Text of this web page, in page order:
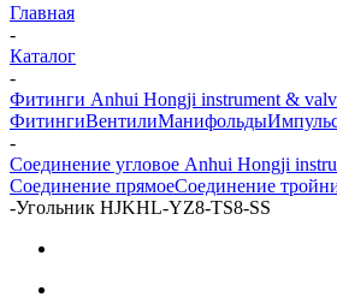
Главная
-
Каталог
-
Фитинги Anhui Hongji instrument &
ФитингиВентилиМанифольды
-
Соединение угловое Anhui Hongji
Соединение прямоеСоединение
-Угольник HJKHL-YZ8-TS8-SS